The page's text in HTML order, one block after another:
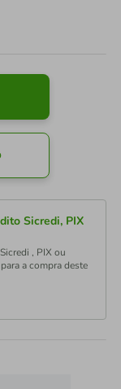
Sicredi, PIX
, PIX ou
a compra deste